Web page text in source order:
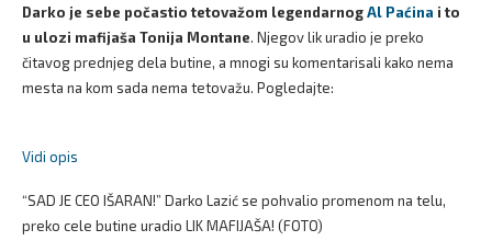
Darko je sebe počastio tetovažom legendarnogAl Paćina i to
u ulozi mafijaša Tonija Montane. Njegov lik uradio je preko
čitavog prednjeg dela butine, a mnogi su komentarisali kako nema
mesta na kom sada nema tetovažu. Pogledajte:
Vidi opis
“SAD JE CEO IŠARAN!” Darko Lazić se pohvalio promenom na telu,
preko cele butine uradio LIK MAFIJAŠA! (FOTO)